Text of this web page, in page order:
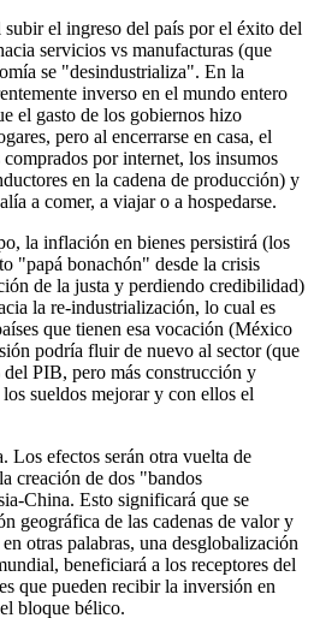
el ingreso del país por el éxito del
servicios vs manufacturas (que
se "desindustrializa". En la
inverso en el mundo entero
el gasto de los gobiernos hizo
pero al encerrarse en casa, el
por internet, los insumos
en la cadena de producción) y
a comer, a viajar o a hospedarse.
la inflación en bienes persistirá (los
"papá bonachón" desde la crisis
de la justa y perdiendo credibilidad)
la re-industrialización, lo cual es
que tienen esa vocación (México
podría fluir de nuevo al sector (que
del PIB, pero más construcción y
sueldos mejorar y con ellos el
Los efectos serán otra vuelta de
creación de dos "bandos
China. Esto significará que se
geográfica de las cadenas de valor y
otras palabras, una desglobalización
beneficiará a los receptores del
que pueden recibir la inversión en
bloque bélico.